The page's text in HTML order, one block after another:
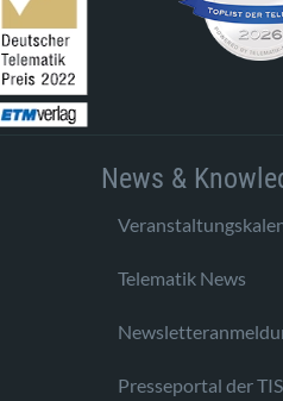
News &
Telematik News
Presseportal der